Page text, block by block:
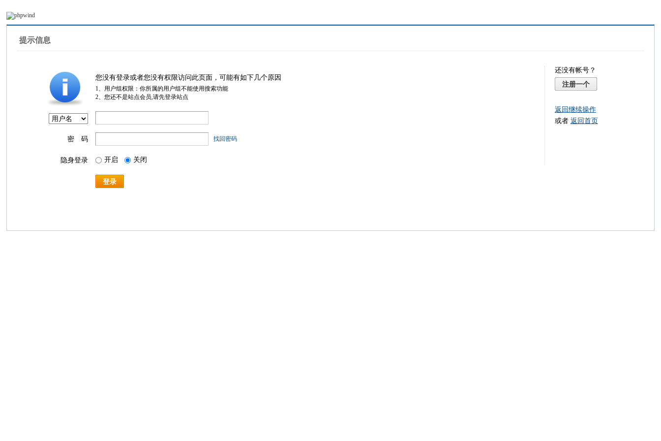
提示信息
您没有登录或者您没有权限访问此页面，可能有如下几个原因
1、用户组权限：你所属的用户组不能使用搜索功能
2、您还不是站点会员,请先登录站点
密 码 找回密码
隐身登录 开启 关闭
登录
还没有帐号？
注册一个
返回继续操作
或者 返回首页